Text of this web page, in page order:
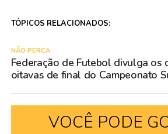
TÓPICOS RELACIONADOS:
NÃO PERCA
Federação de Futebol divulga os
oitavas de final do Campeonato
VOCÊ PODE